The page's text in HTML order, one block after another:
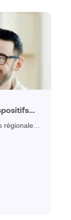
et
régionales